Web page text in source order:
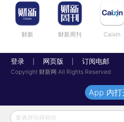
财新 财新周刊 Caixin
登录 网页版 订阅电邮
Copyright 财新网 All Rights Reserved
发表评论得积分
App 内打